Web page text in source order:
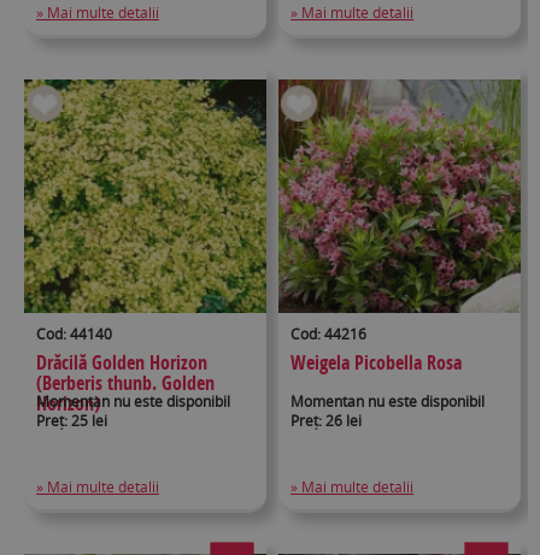
» Mai multe detalii » Mai multe detalii
Cod: 44140
Drăcilă Golden Horizon
(Berberis thunb. Golden
Horizon)
Momentan nu este disponibil
Preț: 25 lei
» Mai multe detalii
Cod: 44216
Weigela Picobella Rosa
Momentan nu este disponibil
Preț: 26 lei
» Mai multe detalii